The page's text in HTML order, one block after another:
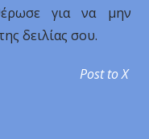
για να μην
δειλίας σου.
Post to X